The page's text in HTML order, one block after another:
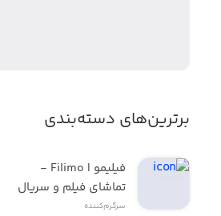
برترین‌های دسته‌بندی
تماشای فیلم و سریال
سرگرم‌کننده